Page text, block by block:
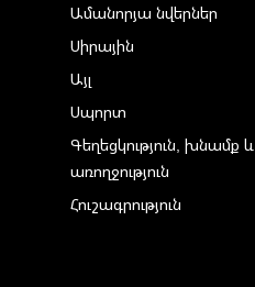
Ամանորյա նվերներ
Սիրային
Այլ
Սպորտ
Գեղեցկություն, խնամք և
առողջություն
Հուշագրություն